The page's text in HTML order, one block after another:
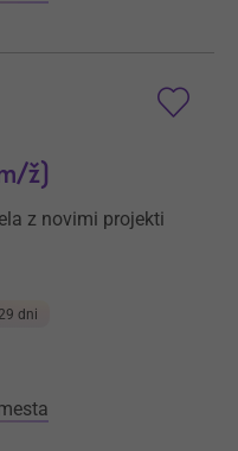
ž)
z novimi projekti
dni